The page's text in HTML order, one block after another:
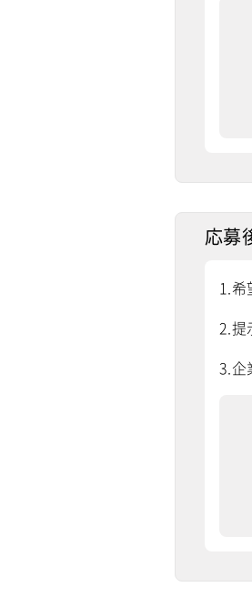
応募
1.希
2.提
3.企